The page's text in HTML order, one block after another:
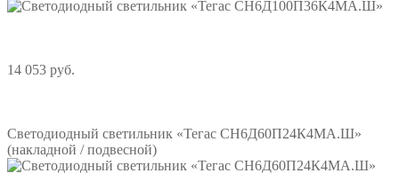
14 053 руб.
Светодиодный светильник «Тегас СН6Д60П24К4МА.Ш»
(накладной / подвесной)